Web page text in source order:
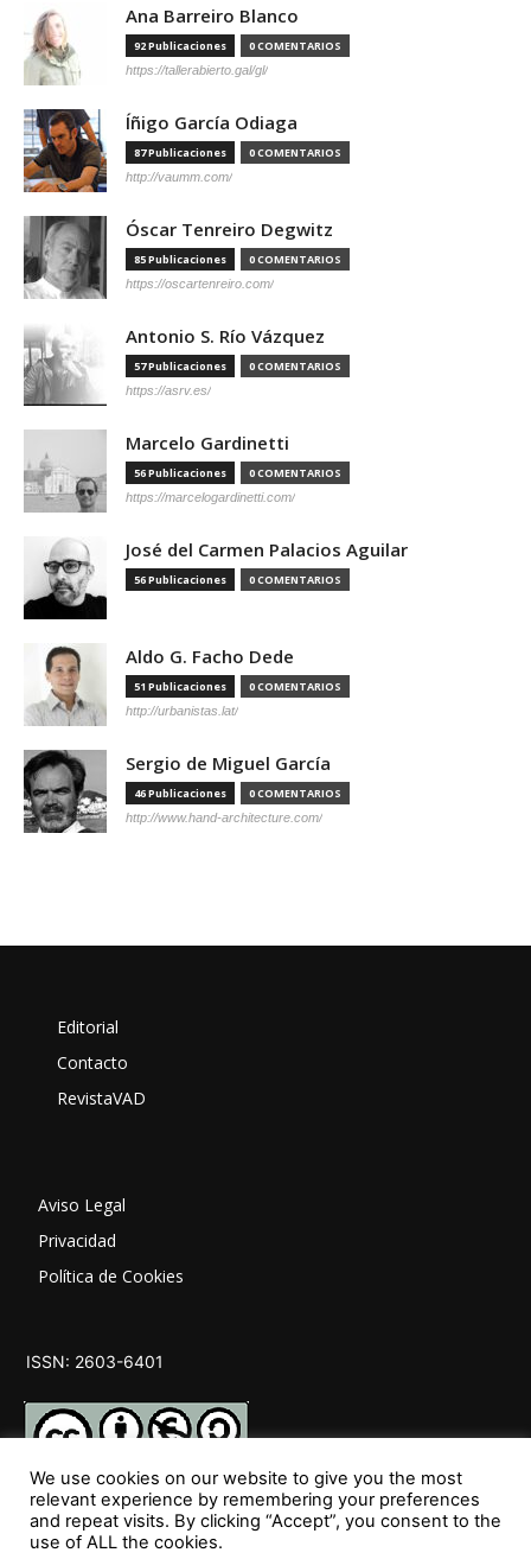
Ana Barreiro Blanco
92 Publicaciones 0 COMENTARIOS
https://tallerabierto.gal/gl/
Íñigo García Odiaga
87 Publicaciones 0 COMENTARIOS
http://vaumm.com/
Óscar Tenreiro Degwitz
85 Publicaciones 0 COMENTARIOS
https://oscartenreiro.com/
Antonio S. Río Vázquez
57 Publicaciones 0 COMENTARIOS
https://asrv.es/
Marcelo Gardinetti
56 Publicaciones 0 COMENTARIOS
https://marcelogardinetti.com/
José del Carmen Palacios Aguilar
56 Publicaciones 0 COMENTARIOS
Aldo G. Facho Dede
51 Publicaciones 0 COMENTARIOS
http://urbanistas.lat/
Sergio de Miguel García
46 Publicaciones 0 COMENTARIOS
http://www.hand-architecture.com/
Editorial
Contacto
RevistaVAD
Aviso Legal
Privacidad
Política de Cookies
ISSN: 2603-6401
SÍGUENOS
We use cookies on our website to give you the most
relevant experience by remembering your preferences
and repeat visits. By clicking “Accept”, you consent to the
use of ALL the cookies.